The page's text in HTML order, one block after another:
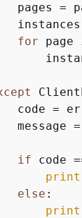
pages =
instances
for page
code =
message
if code
print
else :
print